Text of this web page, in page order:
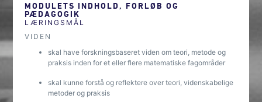
MODULETS INDHOLD, FORLØB OG
PÆDAGOGIK
LÆRINGSMÅL
VIDEN
skal have forskningsbaseret viden om teori, metode og
praksis inden for et eller flere matematiske fagområder
skal kunne forstå og reflektere over teori, videnskabelige
metoder og praksis